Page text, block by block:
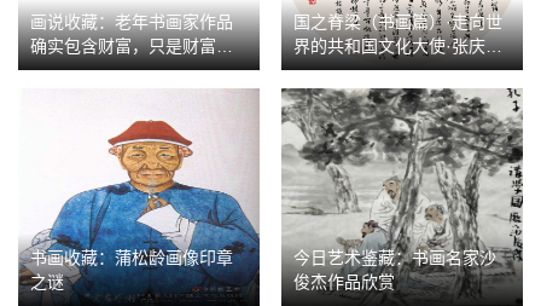
画说收藏：老年书画家作品
确实包含财富，只是财富是
属于经营者的
国之脊梁（书画篇）·走向世
界的共和国文化大使·张庆祥
作品展
书画收藏：蒲松龄画像印章
之谜
今日艺术鉴藏：书画名家沙
俊杰作品欣赏